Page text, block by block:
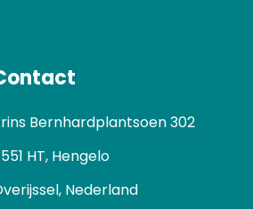
Bernhardplantsoen 302
HT, Hengelo
Nederland